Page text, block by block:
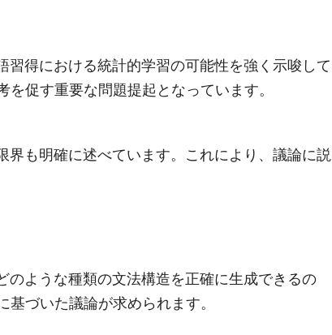
得における統計的学習の可能性を強く示唆して
促す重要な問題提起となっています。
も明確に述べています。これにより、議論に説
のような種類の文法構造を正確に生成できるの
づいた議論が求められます。